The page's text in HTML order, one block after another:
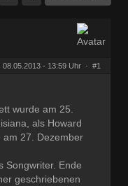
08.05.2013 - 13:59 Uhr · #1
wurde am 25.
als Howard
am 27. Dezember
Songwriter. Ende
geschriebenen